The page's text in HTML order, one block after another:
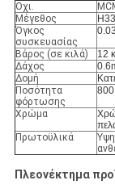
Οχι.
Μέγεθος
Όγκος
συσκευασίας
Βάρος (σε κιλά)
12
Δάχος
Δομή
Ποσότητα
φόρτωσης
800
Χρώμα
Πρωτοϋλικά
Πλεονέκτημα